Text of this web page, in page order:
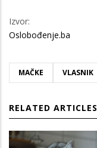
Izvor:
Oslobođenje.ba
MAČKE VLASNIK
RELATED ARTICLES